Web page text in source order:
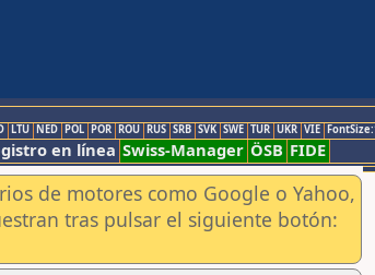
LTU NED POL POR ROU RUS SRB SVK SWE TUR UKR VIE
en línea Swiss-Manager ÖSB FIDE
de motores como Google o Yahoo,
tras pulsar el siguiente botón: